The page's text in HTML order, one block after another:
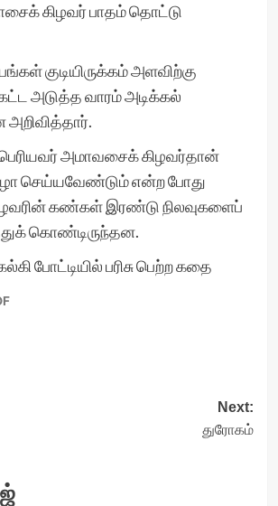
கிழவர் பாதம் தொட்டு
குடியிருக்கம் அளவிற்கு
கட்ட அடுத்த வாரம் அடிக்கல்
அறிவித்தார்.
அமாவசைக் கிழவர்தான்
செய்யவேண்டும் என்ற போது
கண்கள் இரண்டு நிலவுகளைப்
கொண்டிருந்தன.
போட்டியில் பரிசு பெற்ற கதை
Next:
துரோகம்